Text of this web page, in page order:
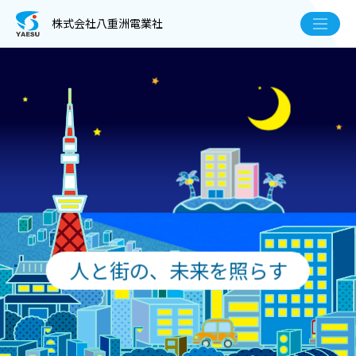
株式会社八重洲電業社
人と街の、未来を照らす